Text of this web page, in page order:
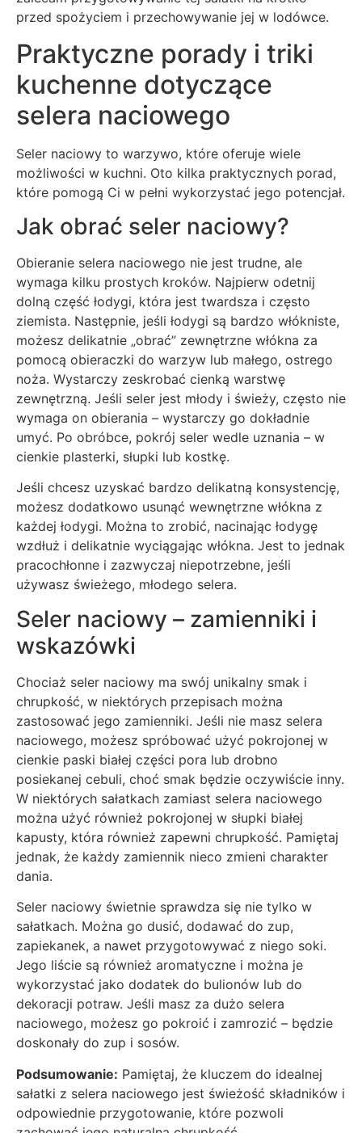
przed spożyciem i przechowywanie jej w lodówce.
Praktyczne porady i triki
kuchenne dotyczące
selera naciowego
Seler naciowy to warzywo, które oferuje wiele
możliwości w kuchni. Oto kilka praktycznych porad,
które pomogą Ci w pełni wykorzystać jego potencjał.
Jak obrać seler naciowy?
Obieranie selera naciowego nie jest trudne, ale
wymaga kilku prostych kroków. Najpierw odetnij
dolną część łodygi, która jest twardsza i często
ziemista. Następnie, jeśli łodygi są bardzo włókniste,
możesz delikatnie „obrać” zewnętrzne włókna za
pomocą obieraczki do warzyw lub małego, ostrego
noża. Wystarczy zeskrobać cienką warstwę
zewnętrzną. Jeśli seler jest młody i świeży, często nie
wymaga on obierania – wystarczy go dokładnie
umyć. Po obróbce, pokrój seler wedle uznania – w
cienkie plasterki, słupki lub kostkę.
Jeśli chcesz uzyskać bardzo delikatną konsystencję,
możesz dodatkowo usunąć wewnętrzne włókna z
każdej łodygi. Można to zrobić, nacinając łodygę
wzdłuż i delikatnie wyciągając włókna. Jest to jednak
pracochłonne i zazwyczaj niepotrzebne, jeśli
używasz świeżego, młodego selera.
Seler naciowy – zamienniki i
wskazówki
Chociaż seler naciowy ma swój unikalny smak i
chrupkość, w niektórych przepisach można
zastosować jego zamienniki. Jeśli nie masz selera
naciowego, możesz spróbować użyć pokrojonej w
cienkie paski białej części pora lub drobno
posiekanej cebuli, choć smak będzie oczywiście inny.
W niektórych sałatkach zamiast selera naciowego
można użyć również pokrojonej w słupki białej
kapusty, która również zapewni chrupkość. Pamiętaj
jednak, że każdy zamiennik nieco zmieni charakter
dania.
Seler naciowy świetnie sprawdza się nie tylko w
sałatkach. Można go dusić, dodawać do zup,
zapiekanek, a nawet przygotowywać z niego soki.
Jego liście są również aromatyczne i można je
wykorzystać jako dodatek do bulionów lub do
dekoracji potraw. Jeśli masz za dużo selera
naciowego, możesz go pokroić i zamrozić – będzie
doskonały do zup i sosów.
Podsumowanie: Pamiętaj, że kluczem do idealnej
sałatki z selera naciowego jest świeżość składników i
odpowiednie przygotowanie, które pozwoli